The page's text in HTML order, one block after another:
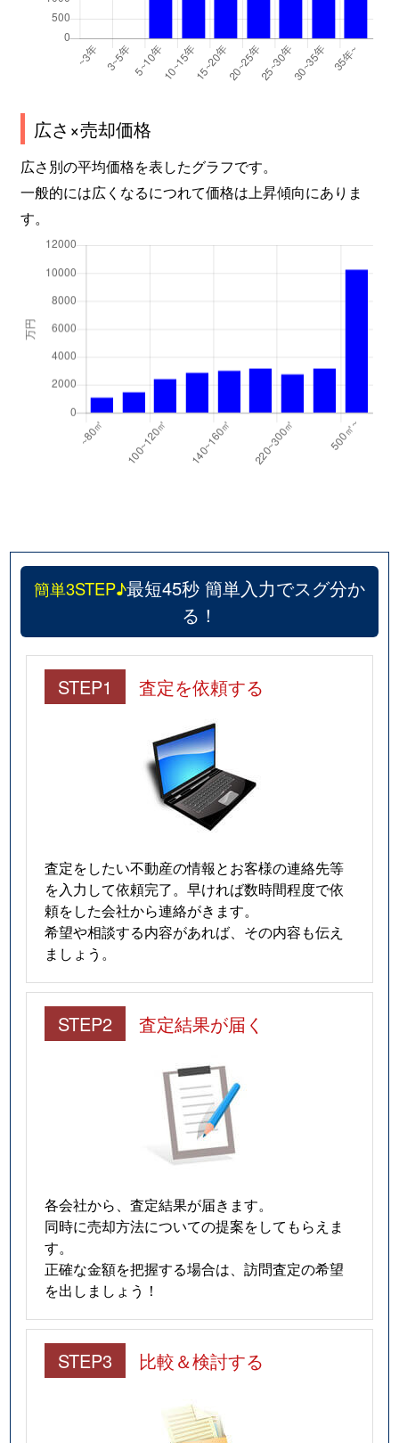
広さ×売却価格
広さ別の平均価格を表したグラフです。
一般的には広くなるにつれて価格は上昇傾向にありま
す。
簡単3STEP♪最短45秒 簡単入力でスグ分か
る！
STEP1 査定を依頼する
査定をしたい不動産の情報とお客様の連絡先等
を入力して依頼完了。早ければ数時間程度で依
頼をした会社から連絡がきます。
希望や相談する内容があれば、その内容も伝え
ましょう。
STEP2 査定結果が届く
各会社から、査定結果が届きます。
同時に売却方法についての提案をしてもらえま
す。
正確な金額を把握する場合は、訪問査定の希望
を出しましょう！
STEP3 比較＆検討する